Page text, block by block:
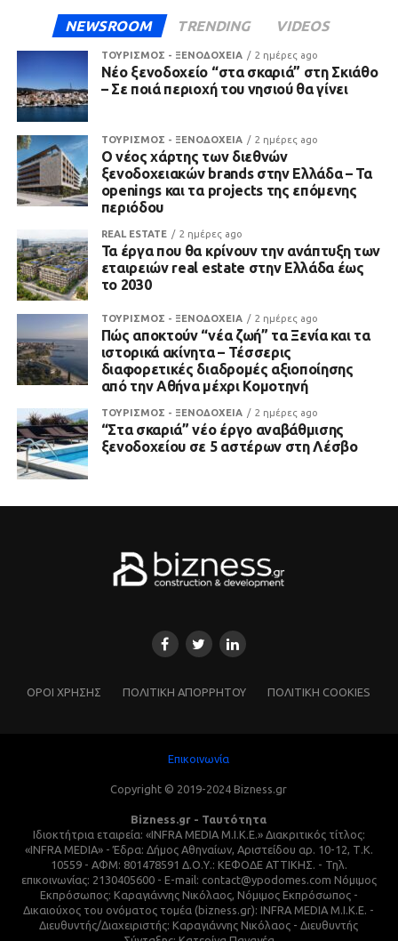
NEWSROOM TRENDING VIDEOS
ΤΟΥΡΙΣΜΟΣ - ΞΕΝΟΔΟΧΕΙΑ 2 ημέρες ago
Νέο ξενοδοχείο “στα σκαριά” στη Σκιάθο
– Σε ποιά περιοχή του νησιού θα γίνει
ΤΟΥΡΙΣΜΟΣ - ΞΕΝΟΔΟΧΕΙΑ 2 ημέρες ago
Ο νέος χάρτης των διεθνών
ξενοδοχειακών brands στην Ελλάδα – Τα
openings και τα projects της επόμενης
περιόδου
REAL ESTATE 2 ημέρες ago
Τα έργα που θα κρίνουν την ανάπτυξη των
εταιρειών real estate στην Ελλάδα έως
το 2030
ΤΟΥΡΙΣΜΟΣ - ΞΕΝΟΔΟΧΕΙΑ 2 ημέρες ago
Πώς αποκτούν “νέα ζωή” τα Ξενία και τα
ιστορικά ακίνητα – Τέσσερις
διαφορετικές διαδρομές αξιοποίησης
από την Αθήνα μέχρι Κομοτηνή
ΤΟΥΡΙΣΜΟΣ - ΞΕΝΟΔΟΧΕΙΑ 2 ημέρες ago
“Στα σκαριά” νέο έργο αναβάθμισης
ξενοδοχείου σε 5 αστέρων στη Λέσβο
ΌΡΟΙ ΧΡΗΣΗΣ ΠΟΛΙΤΙΚΗ ΑΠΟΡΡΗΤΟΥ ΠΟΛΙΤΙΚΗ COOKIES
Επικοινωνία
Copyright © 2019-2024 Bizness.gr
Bizness.gr - Ταυτότητα
Ιδιοκτήτρια εταιρεία: «INFRA MEDIA M.I.K.E.» Διακριτικός τίτλος:
«INFRA MEDIA» - Έδρα: Δήμος Αθηναίων, Αριστείδου αρ. 10-12, Τ.Κ.
10559 - ΑΦΜ: 801478591 Δ.Ο.Υ.: ΚΕΦΟΔΕ ΑΤΤΙΚΗΣ. - Τηλ.
επικοινωνίας: 2130405600 - E-mail: contact@ypodomes.com Νόμιμος
Εκπρόσωπος: Καραγιάννης Νικόλαος, Νόμιμος Εκπρόσωπος -
Δικαιούχος του ονόματος τομέα (bizness.gr): INFRA MEDIA M.I.K.E. -
Διευθυντής/Διαχειριστής: Καραγιάννης Νικόλαος - Διευθυντής